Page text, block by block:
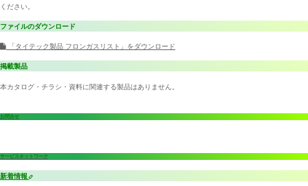
ください。
ファイルのダウンロード
「タイテック製品 フロンガスリスト」をダウンロード
掲載製品
本カタログ・チラシ・資料に関連する製品はありません。
お問合せ
サービスネットワーク
新着情報